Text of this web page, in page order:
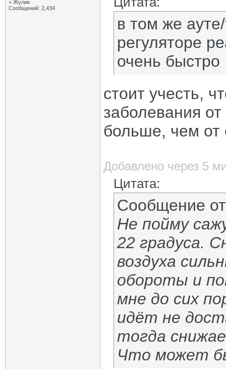
+ Жулик
Сообщений: 2,434
в том же
регуляторе
очень быстро
стоит учесть,
заболевания
больше, чем от
Добавлено через 5
Цитата:
Сообщение
Не пойму
22 градуса.
воздуха
обороты и
мне до сих
идёт не
тогда
Что может